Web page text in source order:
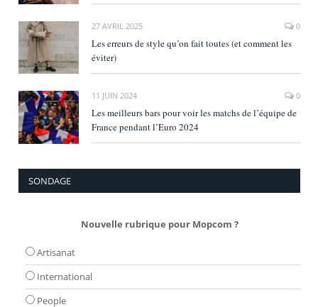
27 AVRIL 2025 0
Les erreurs de style qu’on fait toutes (et comment les
éviter)
11 JUIN 2024 0
Les meilleurs bars pour voir les matchs de l’équipe de
France pendant l’Euro 2024
SONDAGE
Nouvelle rubrique pour Mopcom ?
Artisanat
International
People